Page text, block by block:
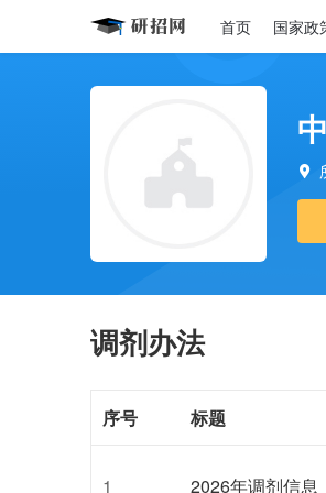
首页 国家政

调剂办法
序号 标题
1 2026年调剂信息